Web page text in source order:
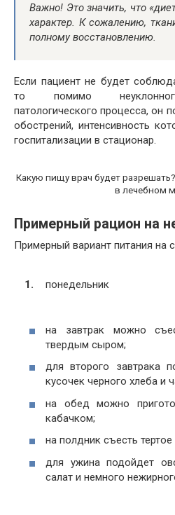
Важно! Это значить, что
характер. К сожалению,
полному восстановлению.
Если пациент не будет
то помимо
патологического процесса, он
обострений, интенсивность
госпитализации в стационар.
Какую пищу врач будет
в лечебном
Примерный рацион на
Примерный вариант питания на
понедельник
на завтрак можно
твердым сыром;
для второго завтрака
кусочек черного хлеба и
на обед можно
кабачком;
на полдник съесть
для ужина подойдет
салат и немного